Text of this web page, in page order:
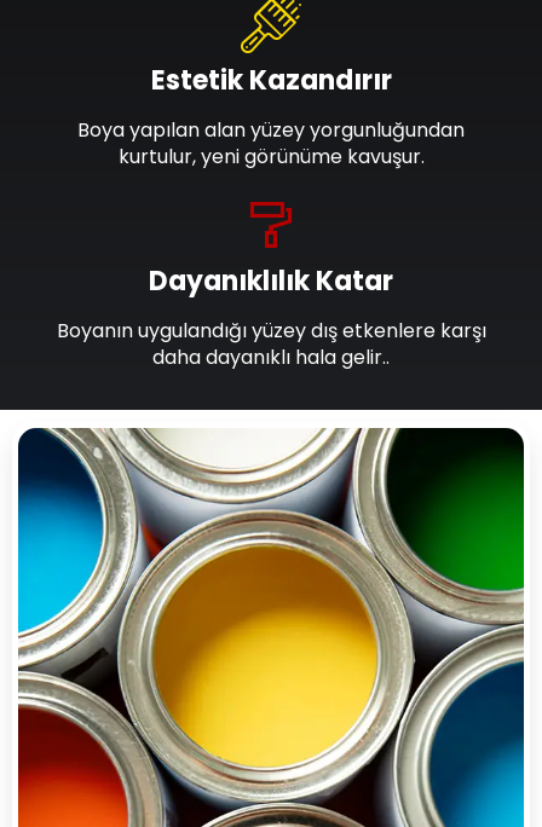
Dayanıklılık Katar
Boyanın uygulandığı yüzey dış etkenlere karşı
daha dayanıklı hala gelir..
Estetik Kazandırır
Boya yapılan alan yüzey yorgunluğundan
kurtulur, yeni görünüme kavuşur.